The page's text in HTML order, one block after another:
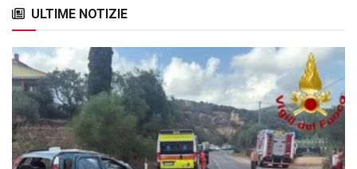
ULTIME NOTIZIE